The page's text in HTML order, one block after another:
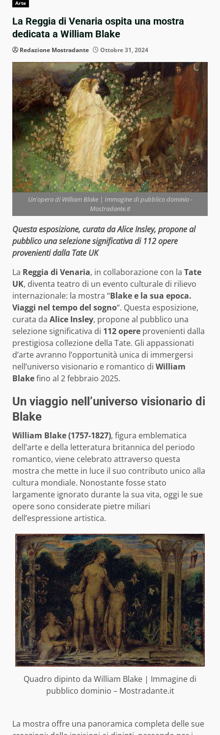
Arte
La Reggia di Venaria ospita una mostra
dedicata a William Blake
Redazione Mostradante Ottobre 31, 2024
Un'opera di William Blake | Immagine di pubblico dominio -
Mostradante.it
Questa esposizione, curata da Alice Insley, propone al
pubblico una selezione significativa di 112 opere
provenienti dalla Tate UK
La Reggia di Venaria, in collaborazione con la Tate
UK, diventa teatro di un evento culturale di rilievo
internazionale: la mostra “Blake e la sua epoca.
Viaggi nel tempo del sogno“. Questa esposizione,
curata da Alice Insley, propone al pubblico una
selezione significativa di 112 opere provenienti dalla
prestigiosa collezione della Tate. Gli appassionati
d’arte avranno l’opportunità unica di immergersi
nell’universo visionario e romantico di William
Blakefino al 2 febbraio 2025.
Un viaggio nell’universo visionario di
Blake
William Blake (1757-1827), figura emblematica
dell’arte e della letteratura britannica del periodo
romantico, viene celebrato attraverso questa
mostra che mette in luce il suo contributo unico alla
cultura mondiale. Nonostante fosse stato
largamente ignorato durante la sua vita, oggi le sue
opere sono considerate pietre miliari
dell’espressione artistica.
Quadro dipinto da William Blake | Immagine di
pubblico dominio – Mostradante.it
La mostra offre una panoramica completa delle sue